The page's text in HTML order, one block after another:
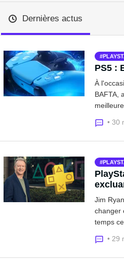
Dernières actus
PS5 :
À
BAFTA,
• 30
Jim
changer
temps
• 29